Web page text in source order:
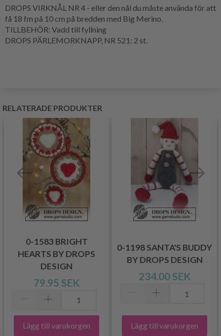
DROPS VIRKNÅL NR 4 - eller den nål du måste använda för att
få 18 fm på 10 cm på bredden med Big Merino.
TILLBEHÖR: Vadd till fyllning
DROPS PÄRLEMORKNAPP, NR 521: 2 st.
RELATERADE PRODUKTER
0-1583 BRIGHT
HEARTS BY DROPS
DESIGN
79.95 SEK
Lägg till varukorgen
0-1198 SANTA'S BUDDY
BY DROPS DESIGN
234.00 SEK
Lägg till varukorgen